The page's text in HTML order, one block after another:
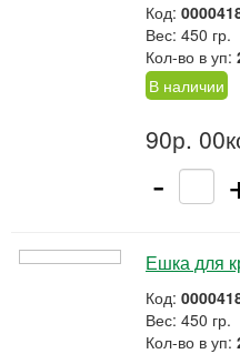
Код:
Вес: 450 гр.
Кол-во в уп:
В наличии
90р.
-
Ешка для
Код:
Вес: 450 гр.
Кол-во в уп: